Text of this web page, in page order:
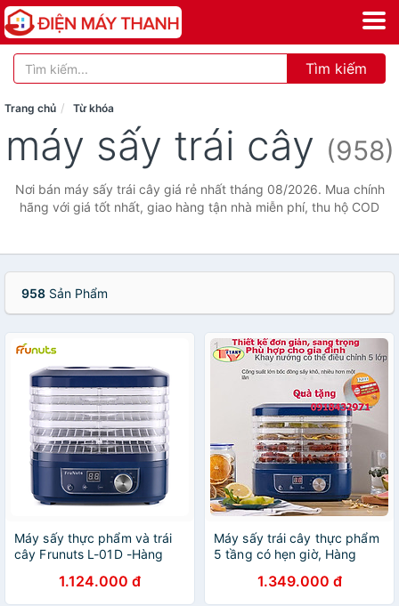
Tìm kiếm
Trang chủ Từ khóa
máy sấy trái cây (958)
Nơi bán máy sấy trái cây giá rẻ nhất tháng 08/2026. Mua chính
hãng với giá tốt nhất, giao hàng tận nhà miễn phí, thu hộ COD
958 Sản Phẩm
Máy sấy thực phẩm và trái
cây Frunuts L-01D -Hàng
1.124.000 đ
Máy sấy trái cây thực phẩm
5 tầng có hẹn giờ, Hàng
1.349.000 đ